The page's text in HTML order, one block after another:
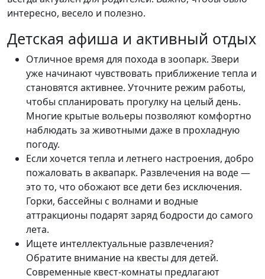
интересно, весело и полезно.
Детская афиша и активный отдых
Отличное время для похода в зоопарк. Звери
уже начинают чувствовать приближение тепла и
становятся активнее. Уточните режим работы,
чтобы спланировать прогулку на целый день.
Многие крытые вольеры позволяют комфортно
наблюдать за животными даже в прохладную
погоду.
Если хочется тепла и летнего настроения, добро
пожаловать в аквапарк. Развлечения на воде —
это то, что обожают все дети без исключения.
Горки, бассейны с волнами и водные
аттракционы подарят заряд бодрости до самого
лета.
Ищете интеллектуальные развлечения?
Обратите внимание на квесты для детей.
Современные квест-комнаты предлагают